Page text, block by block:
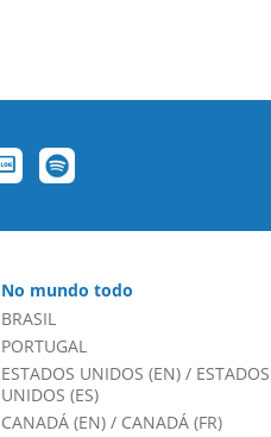
No mundo todo
BRASIL
PORTUGAL
ESTADOS UNIDOS (EN)/ ESTADOS
UNIDOS (ES)
CANADÁ (EN)/ CANADÁ (FR)